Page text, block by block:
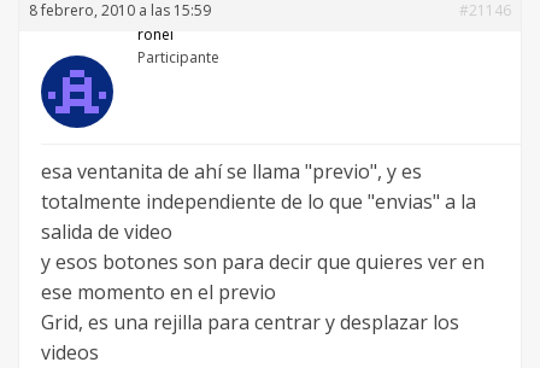
8 febrero, 2010 a las 15:59
#21146
rohel
Participante
esa ventanita de ahí se llama "previo", y es
totalmente independiente de lo que "envias" a la
salida de video
y esos botones son para decir que quieres ver en
ese momento en el previo
Grid, es una rejilla para centrar y desplazar los
videos